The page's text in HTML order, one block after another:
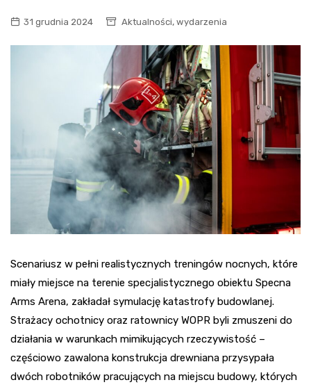
31 grudnia 2024 Aktualności, wydarzenia
Scenariusz w pełni realistycznych treningów nocnych, które
miały miejsce na terenie specjalistycznego obiektu Specna
Arms Arena, zakładał symulację katastrofy budowlanej.
Strażacy ochotnicy oraz ratownicy WOPR byli zmuszeni do
działania w warunkach mimikujących rzeczywistość –
częściowo zawalona konstrukcja drewniana przysypała
dwóch robotników pracujących na miejscu budowy, których